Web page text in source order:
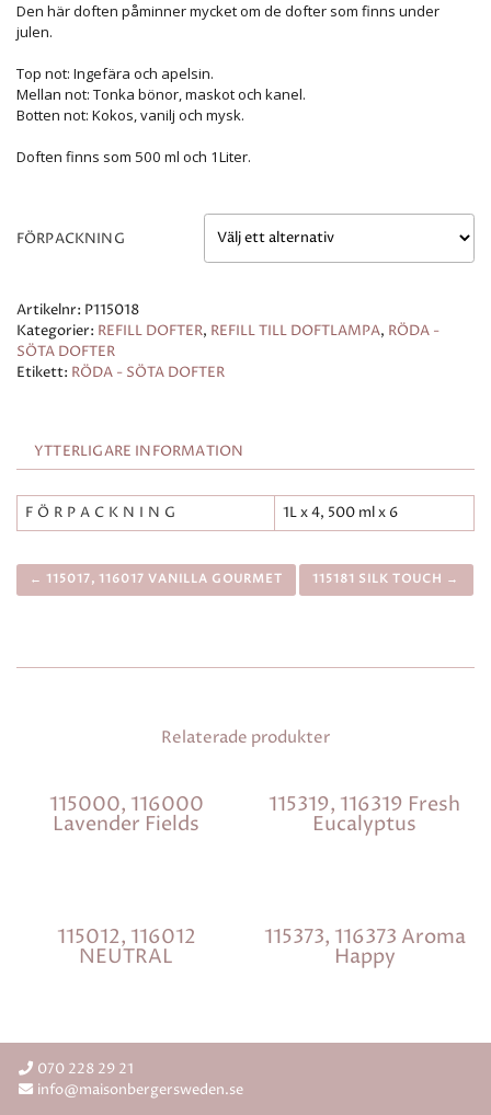
Den här doften påminner mycket om de dofter som finns under
julen.
Top not: Ingefära och apelsin.
Mellan not: Tonka bönor, maskot och kanel.
Botten not: Kokos, vanilj och mysk.
Doften finns som 500 ml och 1Liter.
FÖRPACKNING
Artikelnr: P115018
Kategorier: REFILL DOFTER, REFILL TILL DOFTLAMPA, RÖDA -
SÖTA DOFTER
Etikett: RÖDA - SÖTA DOFTER
YTTERLIGARE INFORMATION
FÖRPACKNING 1L x 4, 500 ml x 6
← 115017, 116017 VANILLA GOURMET 115181 SILK TOUCH →
Relaterade produkter
115000, 116000
Lavender Fields
115319, 116319 Fresh
Eucalyptus
115012, 116012
NEUTRAL
115373, 116373 Aroma
Happy
070 228 29 21
info@maisonbergersweden.se